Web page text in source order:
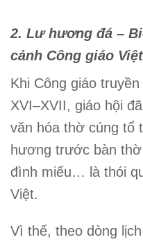
2. Lư hương đá –
cảnh Công giáo
Khi Công giáo
XVI–XVII, giáo hội
văn hóa thờ cúng tổ
hương trước bàn
đình miếu… là thói
Việt.
Vì thế, theo dòng